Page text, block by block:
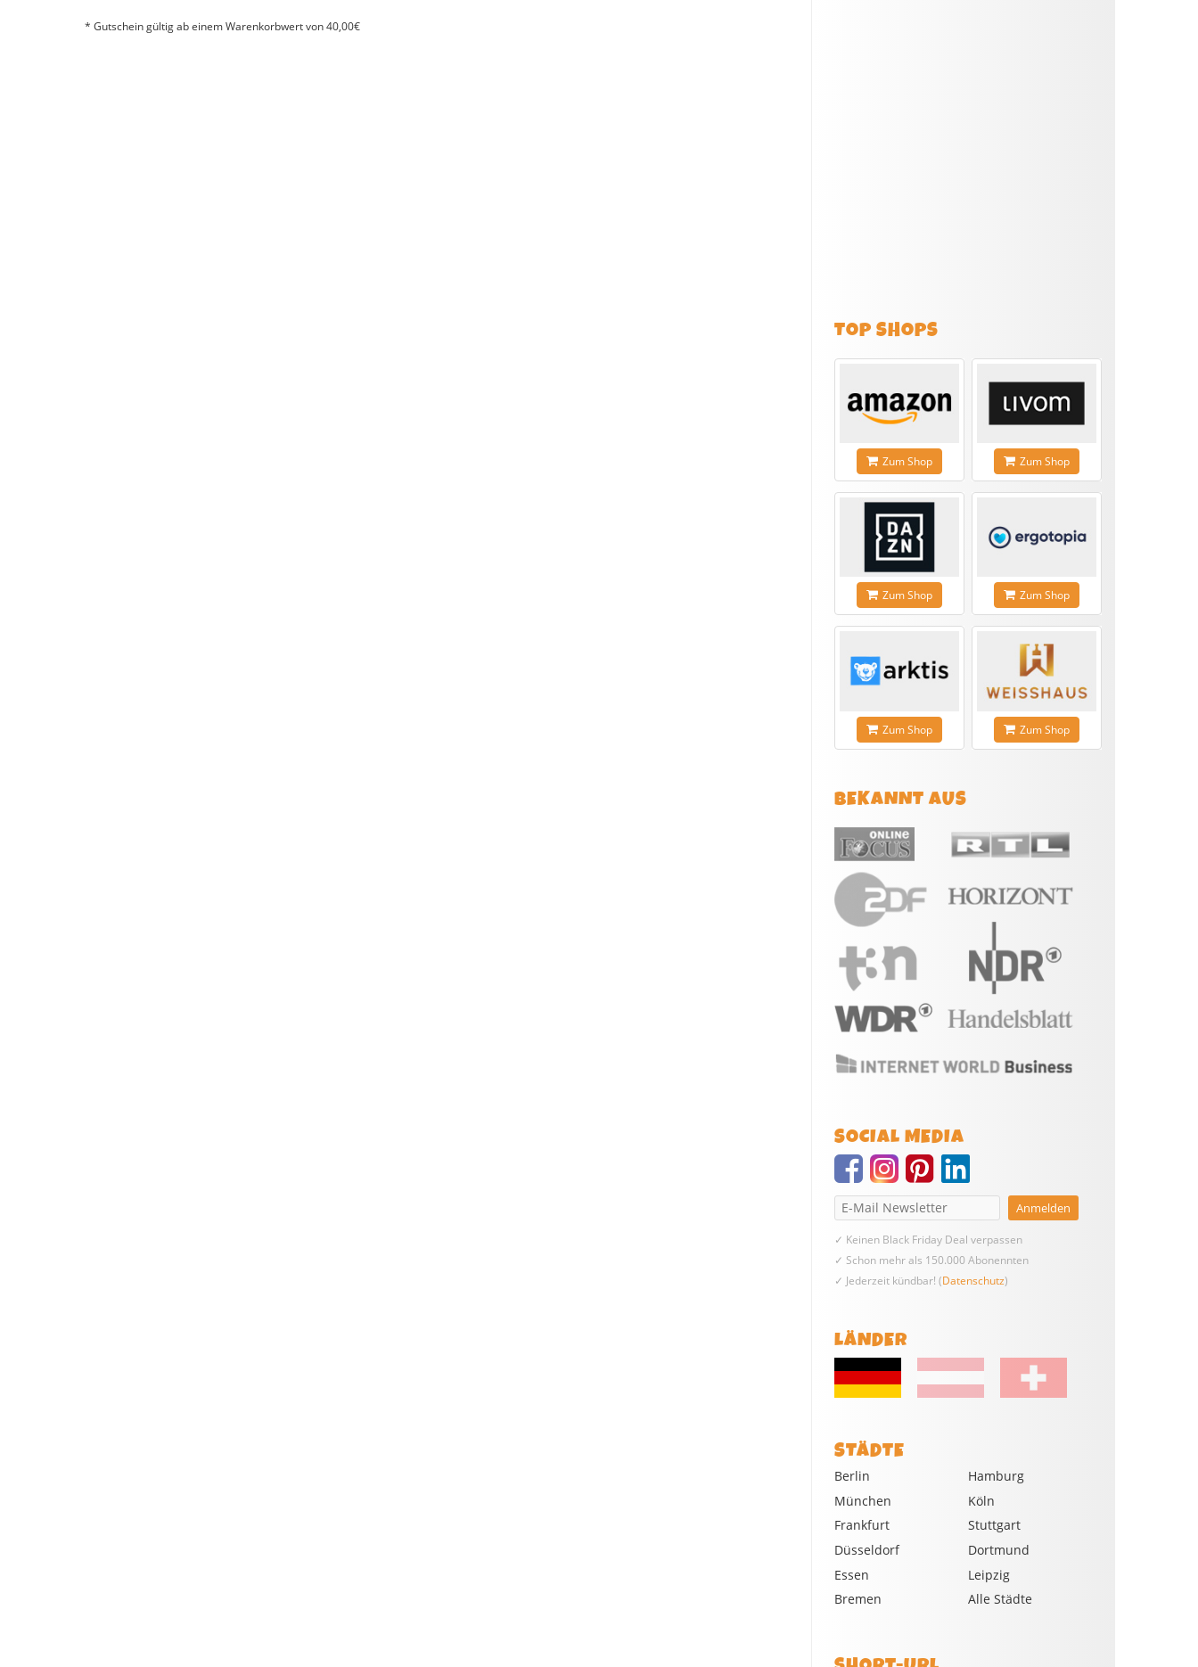
* Gutschein gültig ab einem Warenkorbwert von 40,00€
TOP SHOPS
Zum Shop Zum Shop
Zum Shop Zum Shop
Zum Shop Zum Shop
BEKANNT AUS
SOCIAL MEDIA
✓ Keinen Black Friday Deal verpassen
✓ Schon mehr als 150.000 Abonennten
✓ Jederzeit kündbar! (Datenschutz)
LÄNDER
STÄDTE
Berlin
Hamburg
München
Köln
Frankfurt
Stuttgart
Düsseldorf
Dortmund
Essen
Leipzig
Bremen
Alle Städte